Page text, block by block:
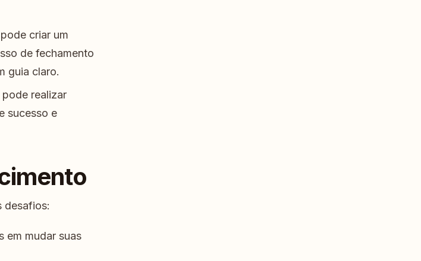
criar um
de fechamento
guia claro.
realizar
sucesso e
desafios:
em mudar suas